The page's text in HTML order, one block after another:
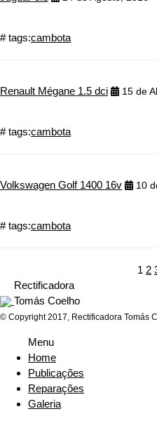
# tags:cambota
Renault Mégane 1.5 dci 15 de
# tags:cambota
Volkswagen Golf 1400 16v 10
# tags:cambota
1 2
Rectificadora
Tomás Coelho
© Copyright 2017, Rectificadora Tomás
Menu
Home
Publicações
Reparações
Galeria